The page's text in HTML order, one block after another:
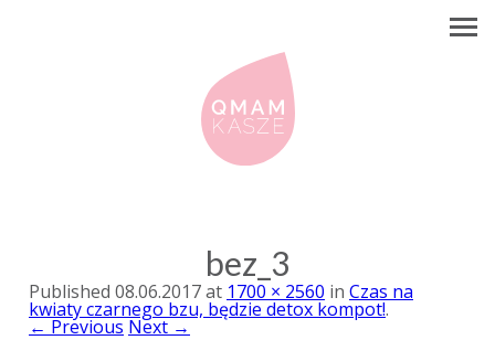
bez_3
Published 08.06.2017at 1700 × 2560 in Czas na
kwiaty czarnego bzu, będzie detox kompot!.
← Previous Next →